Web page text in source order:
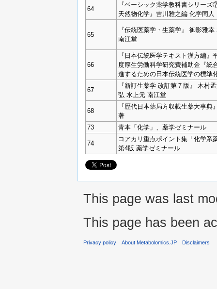
64
『ベーシック薬学教科書シリー
天然物化学』吉川雅之編 化学同人
65
『伝統医薬学・生薬学』 御影雅幸
南江堂
66
『日本伝統医学テキスト漢方編』
度厚生労働科学研究費補助金『統
進するための日本伝統医学の標準
67
『新訂生薬学 改訂第７版』 木村
弘 水上元 南江堂
68
『歴代日本薬局方収載生薬大事典
著
73
青本「化学」、薬学ゼミナール
74
コアカリ重点ポイント集「化学系
第4版 薬学ゼミナール
This page was last
This page has been
Privacy policy About Metabolomics.JP Disclaimers